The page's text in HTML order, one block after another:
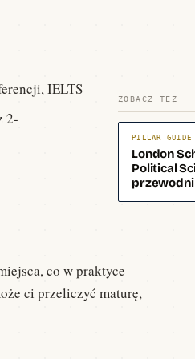
ZOBACZ TEŻ
PILLAR GUIDE
London
Political
IELTS
2-
co w praktyce
ci przeliczyć maturę,